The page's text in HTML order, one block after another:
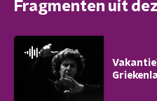
Fragmenten uit